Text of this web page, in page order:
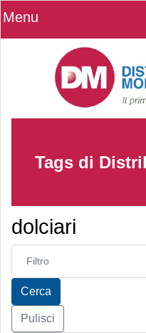
Menu
Tags di
dolciari
Inserisci parte del
Cerca
Pulisci